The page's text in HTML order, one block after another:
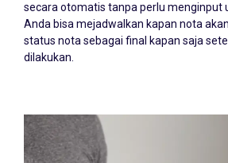
secara otomatis tanpa perlu menginput
Anda bisa mejadwalkan kapan nota
status nota sebagai final kapan saja
dilakukan.